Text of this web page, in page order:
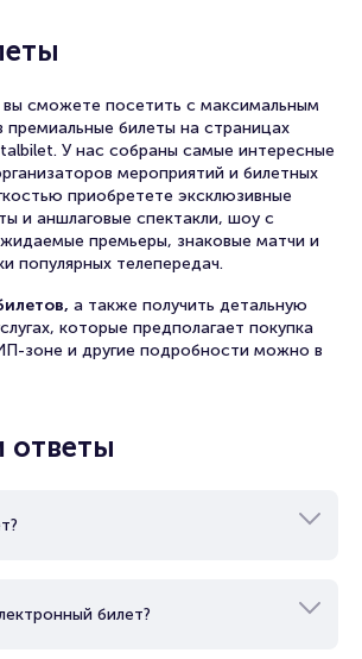
сможете посетить с максимальным
билеты на страницах
У нас собраны самые интересные
мероприятий и билетных
приобретете эксклюзивные
и аншлаговые спектакли, шоу с
премьеры, знаковые матчи и
популярных телепередач.
а также получить детальную
которые предполагает покупка
зоне и другие подробности можно в
ответы
билет?